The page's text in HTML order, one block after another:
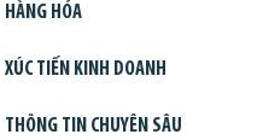
HÀNG HÓA
XÚC TIẾN KINH DOANH
THÔNG TIN CHUYÊN SÂU